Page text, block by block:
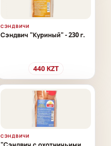
СЭНДВИЧИ
Сэндвич "Куриный" - 230 г.
440 KZT
СЭНДВИЧИ